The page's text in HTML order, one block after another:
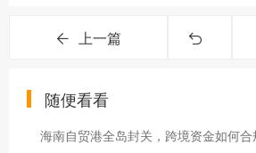
上一篇
随便看看
海南自贸港全岛封关，跨境资金如何合